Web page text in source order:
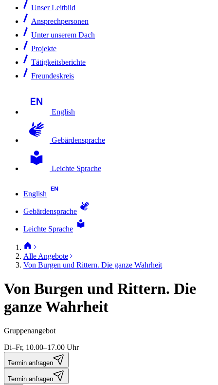
Unser Leitbild
Ansprechpersonen
Unter unserem Dach
Projekte
Tätigkeitsberichte
Freundeskreis
English
Gebärdensprache
Leichte Sprache
English
Gebärdensprache
Leichte Sprache
Alle Angebote
Von Burgen und Rittern. Die ganze Wahrheit
Von Burgen und Rittern. Die
ganze Wahrheit
Gruppenangebot
Di–Fr, 10.00–17.00 Uhr
Termin anfragen
Termin anfragen